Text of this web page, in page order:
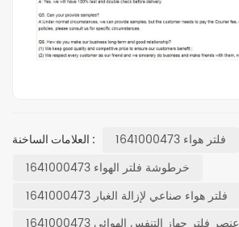
العلامات الساخنة : فلتر هواء 1641000473
خرطوشة فلتر الهواء 1641000473
فلتر هواء صناعي لإزالة الغبار 1641000473